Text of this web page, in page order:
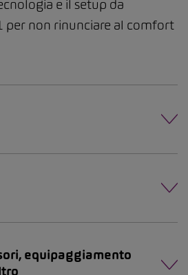
e il setup da
per non rinunciare al comfort
equipaggiamento